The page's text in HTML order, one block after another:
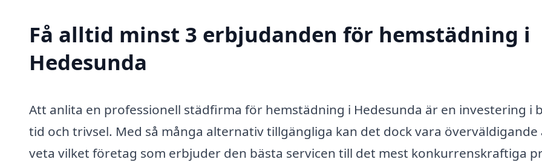
Få alltid minst 3 erbjudanden för hemstädning i
Hedesunda
Att anlita en professionell städfirma för hemstädning i Hedesunda är en investering i
tid och trivsel. Med så många alternativ tillgängliga kan det dock vara överväldigande
veta vilket företag som erbjuder den bästa servicen till det mest konkurrenskraftiga